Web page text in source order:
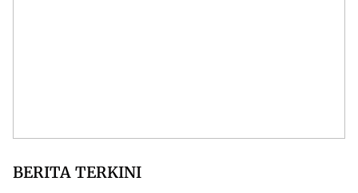
BERITA TERKINI